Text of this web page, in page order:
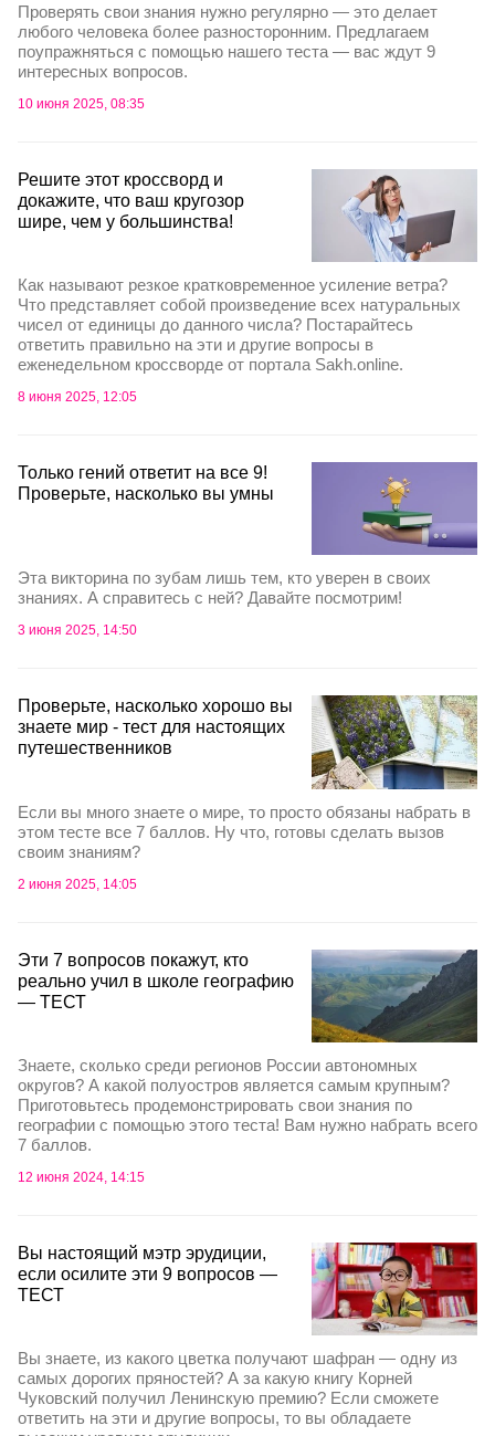
Проверять свои знания нужно регулярно — это делает
любого человека более разносторонним. Предлагаем
поупражняться с помощью нашего теста — вас ждут 9
интересных вопросов.
10 июня 2025, 08:35
Решите этот кроссворд и
докажите, что ваш кругозор
шире, чем у большинства!
Как называют резкое кратковременное усиление ветра?
Что представляет собой произведение всех натуральных
чисел от единицы до данного числа? Постарайтесь
ответить правильно на эти и другие вопросы в
еженедельном кроссворде от портала Sakh.online.
8 июня 2025, 12:05
Только гений ответит на все 9!
Проверьте, насколько вы умны
Эта викторина по зубам лишь тем, кто уверен в своих
знаниях. А справитесь с ней? Давайте посмотрим!
3 июня 2025, 14:50
Проверьте, насколько хорошо вы
знаете мир - тест для настоящих
путешественников
Если вы много знаете о мире, то просто обязаны набрать в
этом тесте все 7 баллов. Ну что, готовы сделать вызов
своим знаниям?
2 июня 2025, 14:05
Эти 7 вопросов покажут, кто
реально учил в школе географию
— ТЕСТ
Знаете, сколько среди регионов России автономных
округов? А какой полуостров является самым крупным?
Приготовьтесь продемонстрировать свои знания по
географии с помощью этого теста! Вам нужно набрать всего
7 баллов.
12 июня 2024, 14:15
Вы настоящий мэтр эрудиции,
если осилите эти 9 вопросов —
ТЕСТ
Вы знаете, из какого цветка получают шафран — одну из
самых дорогих пряностей? А за какую книгу Корней
Чуковский получил Ленинскую премию? Если сможете
ответить на эти и другие вопросы, то вы обладаете